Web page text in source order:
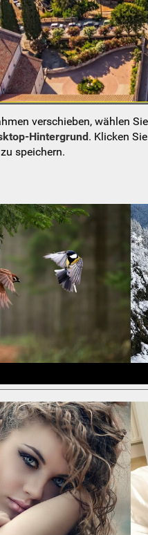
verschieben, wählen
Hintergrund. Klicken
speichern.